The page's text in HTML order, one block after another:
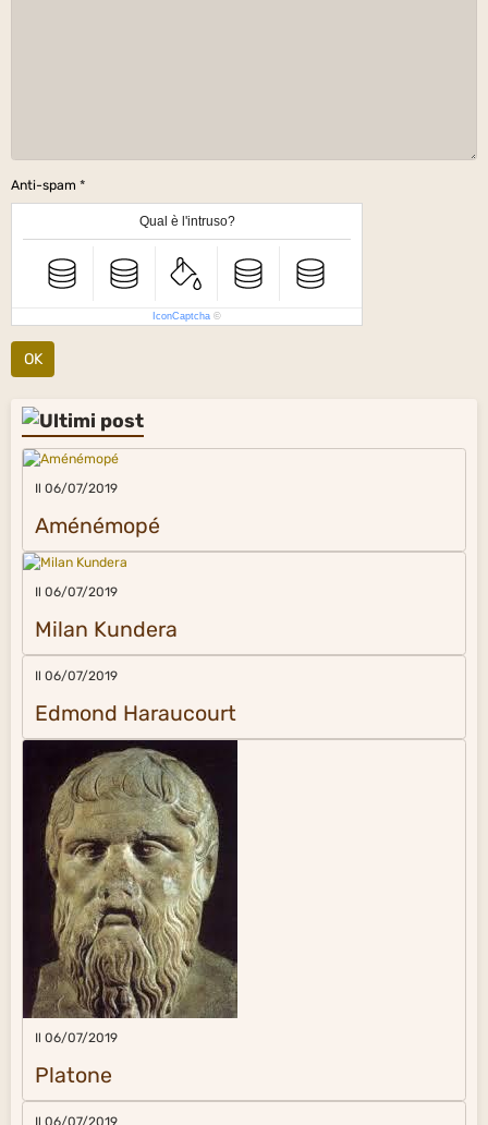
Anti-spam
Qual è l'intruso?
IconCaptcha ©
OK
Il 06/07/2019
Aménémopé
Il 06/07/2019
Milan Kundera
Il 06/07/2019
Edmond Haraucourt
Il 06/07/2019
Platone